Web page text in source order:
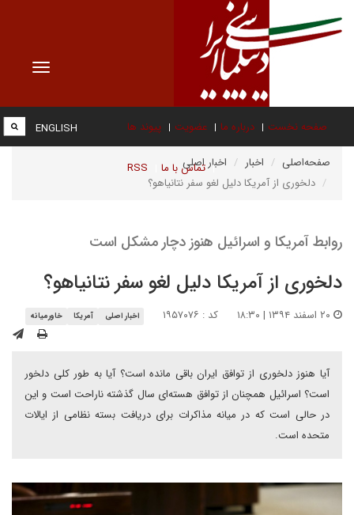
Toggle
صفحه نخست درباره ما عضویت پیوند ها
تماس با ما RSS
ENGLISH
صفحه‌اصلی اخبار
اخبار اصلی
دلخوری از آمریکا دلیل لغو سفر نتانیاهو؟
روابط آمریکا و اسرائیل هنوز دچار مشکل است
دلخوری از آمریکا دلیل لغو سفر نتانیاهو؟
کد : ۱۹۵۷۰۷۶ اخبار اصلی آمریکا خاورمیانه
آیا هنوز دلخوری از توافق ایران باقی مانده است؟ آیا به طور کلی دلخور
است؟ اسرائیل همچنان از توافق هسته‌ای سال گذشته ناراحت است و این
در حالی است که در میانه مذاکرات برای دریافت بسته نظامی از ایالات
متحده است.